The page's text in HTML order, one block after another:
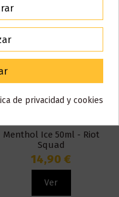
Menthol Ice 50ml - Riot
Squad
14,90 €
Ver
estos días.
en nosotros.
de privacidad y cookies